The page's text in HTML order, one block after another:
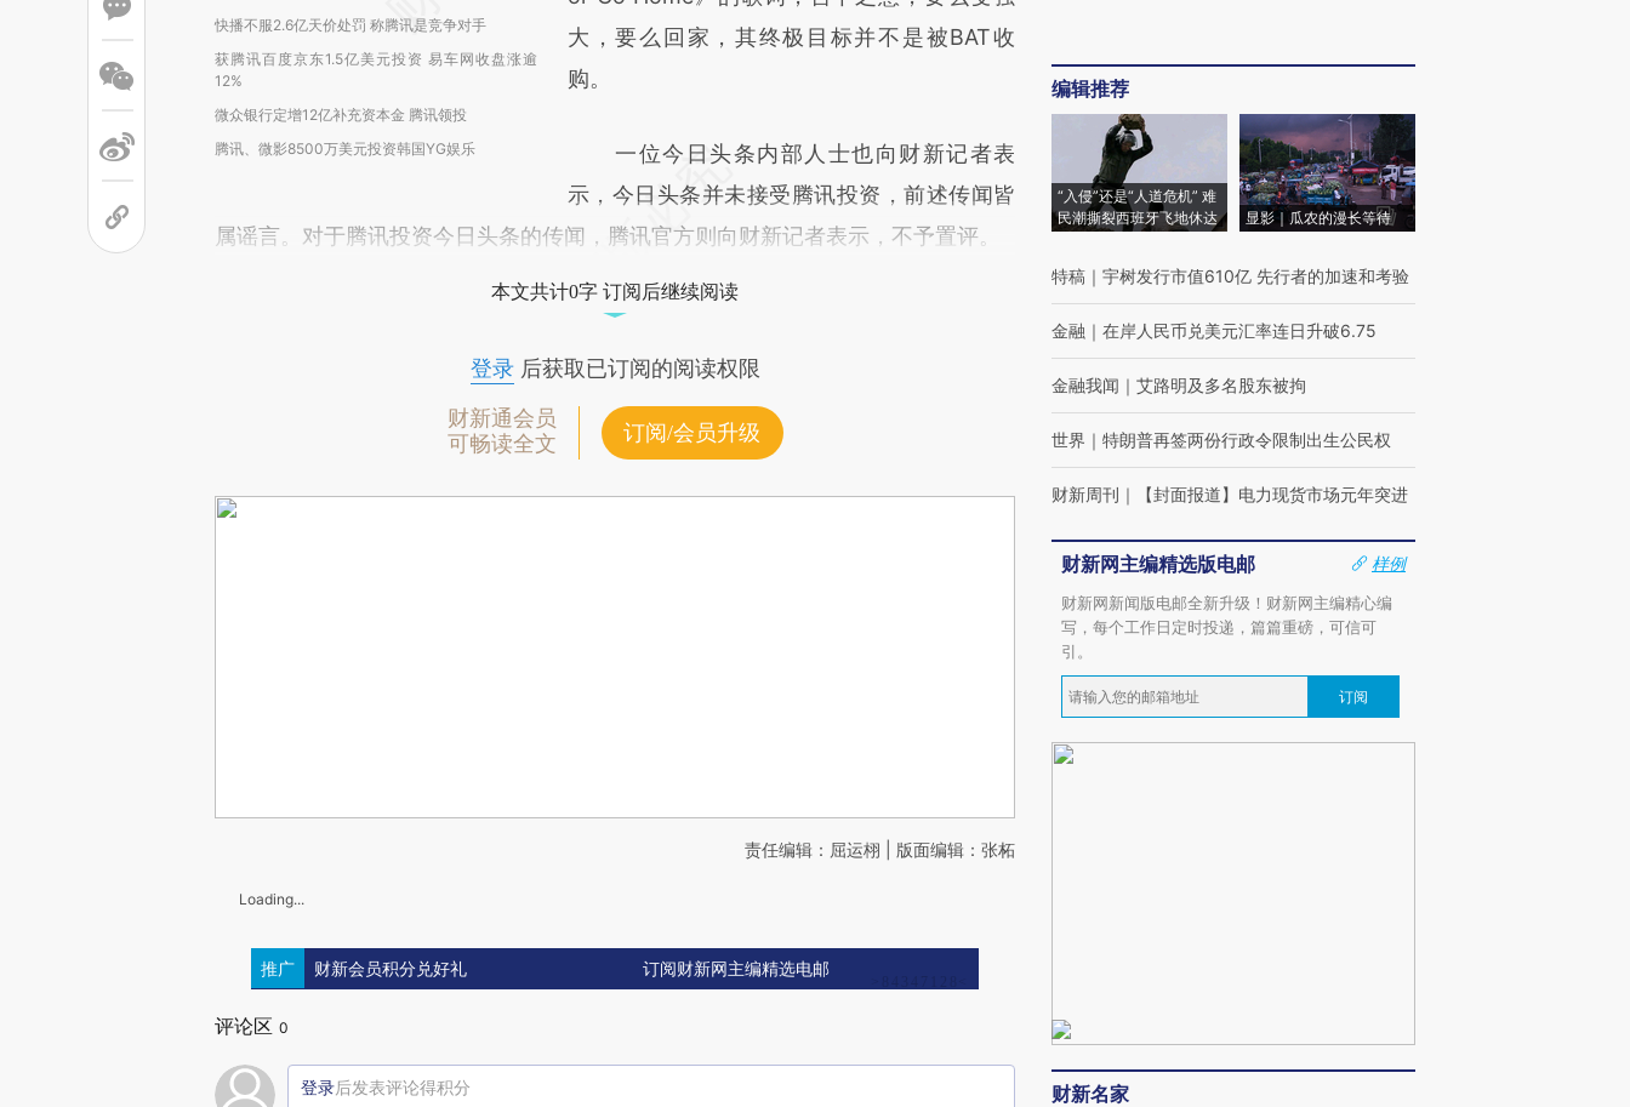
快播不服2.6亿天价处罚 称腾讯是竞争对手
获腾讯百度京东1.5亿美元投资 易车网收盘涨逾
12%
微众银行定增12亿补充资本金 腾讯领投
腾讯、微影8500万美元投资韩国YG娱乐
大，要么回家，其终极目标并不是被BAT收
购。
一位今日头条内部人士也向财新记者表
示，今日头条并未接受腾讯投资，前述传闻皆
属谣言。对于腾讯投资今日头条的传闻，腾讯官方则向财新记者表示，不予置评。
本文共计0字 订阅后继续阅读
登录后获取已订阅的阅读权限
财新通会员
可畅读全文
订阅/会员升级
责任编辑：屈运栩 | 版面编辑：张柘
Loading...
推广 财新会员积分兑好礼 订阅财新网主编精选电邮
评论区 0
登录后发表评论得积分
编辑推荐
“入侵”还是“人道危机” 难
民潮撕裂西班牙飞地休达
显影｜瓜农的漫长等待
特稿 ｜ 宇树发行市值610亿 先行者的加速和考验
金融 ｜ 在岸人民币兑美元汇率连日升破6.75
金融我闻 ｜ 艾路明及多名股东被拘
世界 ｜ 特朗普再签两份行政令限制出生公民权
财新周刊 ｜ 【封面报道】电力现货市场元年突进
财新网主编精选版电邮
样例
财新网新闻版电邮全新升级！财新网主编精心编
写，每个工作日定时投递，篇篇重磅，可信可
引。
订阅
财新名家